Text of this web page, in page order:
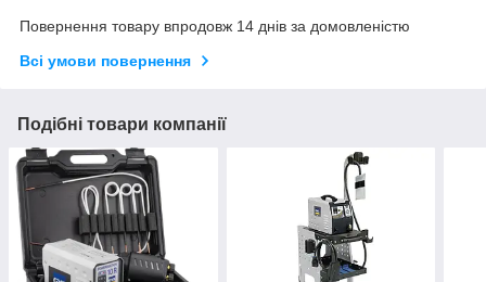
Повернення товару впродовж 14 днів за домовленістю
Всі умови повернення
Подібні товари компанії